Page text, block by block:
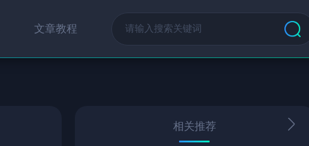
文章教程
相关推荐